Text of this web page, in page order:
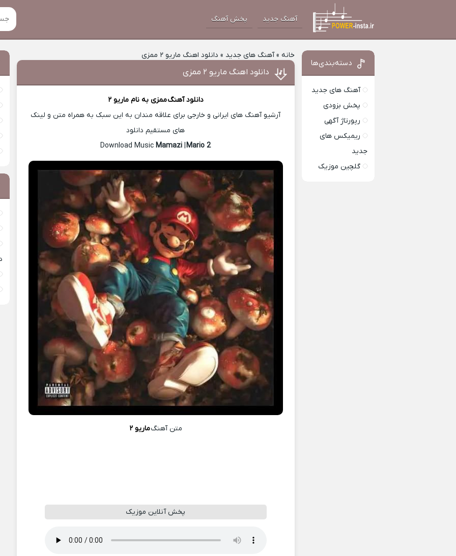
آهنگ جدید پخش آهنگ
خانه »آهنگ های جدید » دانلود اهنگ ماریو ۲ ممزی
دانلود اهنگ ماریو ۲ ممزی
دانلود آهنگممزی به نام ماریو ۲
آرشیو آهنگ های ایرانی و خارجی برای علاقه مندان به این سبک به همراه متن و لینک
های مستقیم دانلود
Download Music
Mamazi|Mario 2
متن آهنگماریو ۲
پخش آنلاین موزیک
دسته‌بندی‌ها
آهنگ های جدید
پخش بزودی
رپورتاژ آگهی
ریمیکس های
جدید
گلچین موزیک